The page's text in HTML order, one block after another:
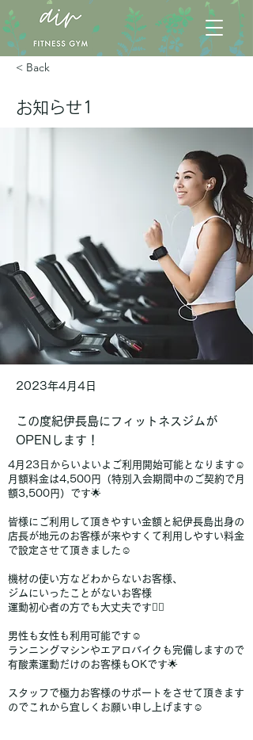
< Back
お知らせ1
2023年4月4日
この度紀伊長島にフィットネスジムが
OPENします！
4月23日からいよいよご利用開始可能となります☺︎
月額料金は4,500円（特別入会期間中のご契約で月
額3,500円）です🌟
皆様にご利用して頂きやすい金額と紀伊長島出身の
店長が地元のお客様が来やすくて利用しやすい料金
で設定させて頂きました☺︎
機材の使い方などわからないお客様、
ジムにいったことがないお客様
運動初心者の方でも大丈夫です🙆‍♀️
男性も女性も利用可能です☺︎
ランニングマシンやエアロバイクも完備しますので
有酸素運動だけのお客様もOKです🌟
スタッフで極力お客様のサポートをさせて頂きます
のでこれから宜しくお願い申し上げます☺︎